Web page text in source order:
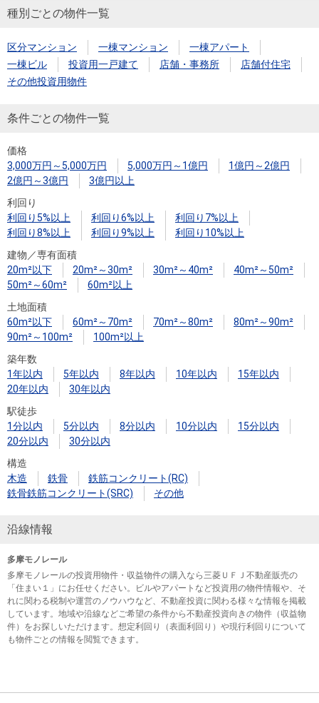
種別ごとの物件一覧
区分マンション 一棟マンション
一棟アパート
一棟ビル
投資用一戸建て 店舗・事務所
店舗付住宅
その他投資用物件
条件ごとの物件一覧
価格
3,000万円～5,000万円
5,000万円～1億円
1億円～2億円
2億円～3億円
3億円以上
利回り
利回り5%以上
利回り6%以上
利回り7%以上
利回り8%以上
利回り9%以上
利回り10%以上
建物／専有面積
20m²以下
20m²～30m² 30m²～40m²
40m²～50m²
50m²～60m²
60m²以上
土地面積
60m²以下
60m²～70m² 70m²～80m²
80m²～90m²
90m²～100m²
100m²以上
築年数
1年以内
5年以内 8年以内 10年以内
15年以内
20年以内
30年以内
駅徒歩
1分以内
5分以内 8分以内 10分以内
15分以内
20分以内
30分以内
構造
木造
鉄骨
鉄筋コンクリート(RC)
鉄骨鉄筋コンクリート(SRC)
その他
沿線情報
多摩モノレール
多摩モノレールの投資用物件・収益物件の購入なら三菱ＵＦＪ不動産販売の
「住まい１」にお任せください。ビルやアパートなど投資用の物件情報や、そ
れに関わる税制や運営のノウハウなど、不動産投資に関わる様々な情報を掲載
しています。地域や沿線などご希望の条件から不動産投資向きの物件（収益物
件）をお探しいただけます。想定利回り（表面利回り）や現行利回りについて
も物件ごとの情報を閲覧できます。